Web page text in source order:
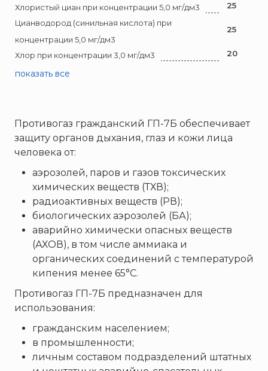
МИГ
Минипожарный
Полисервис
Прибор
РУБЕЖ
Русинтэк
Сalisia Vulcan
Сибирский Арсенал
Спецавтоматика
Спецприбор
Хлористый циан при концентрации 5,0 мг/дм3
25
Цианводород (синильная кислота) при
концентрации 5,0 мг/дм3
25
Хлор при концентрации 3,0 мг/дм3 20
показать все
Противогаз гражданский ГП-7Б обеспечивает
защиту органов дыхания, глаз и кожи лица
человека от:
аэрозолей, паров и газов токсических
химических веществ (ТХВ);
радиоактивных веществ (РВ);
биологических аэрозолей (БА);
аварийно химически опасных веществ
(АХОВ), в том числе аммиака и
органических соединений с температурой
кипения менее 65°С.
Противогаз ГП-7Б предназначен для
использования:
гражданским населением;
в промышленности;
личным составом подразделений штатных